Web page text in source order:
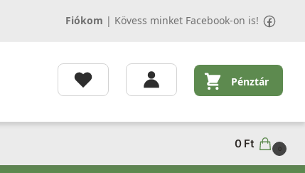
Fiókom | Kövess minket Facebook-on is!
Pénztár
0 Ft 0